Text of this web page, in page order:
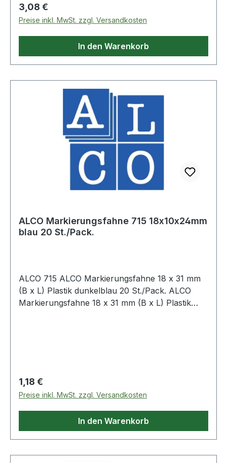
Regulärer Preis:
3,08 €
Preise inkl. MwSt. zzgl. Versandkosten
In den Warenkorb
ALCO Markierungsfahne 715 18x10x24mm
blau 20 St./Pack.
ALCO 715 ALCO Markierungsfahne 18 x 31 mm
(B x L) Plastik dunkelblau 20 St./Pack. ALCO
Markierungsfahne 18 x 31 mm (B x L) Plastik
Regulärer Preis:
1,18 €
Preise inkl. MwSt. zzgl. Versandkosten
In den Warenkorb